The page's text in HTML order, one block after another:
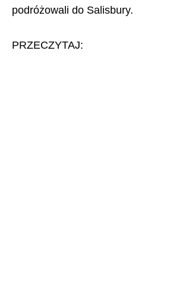
podróżowali do Salisbury.
PRZECZYTAJ: